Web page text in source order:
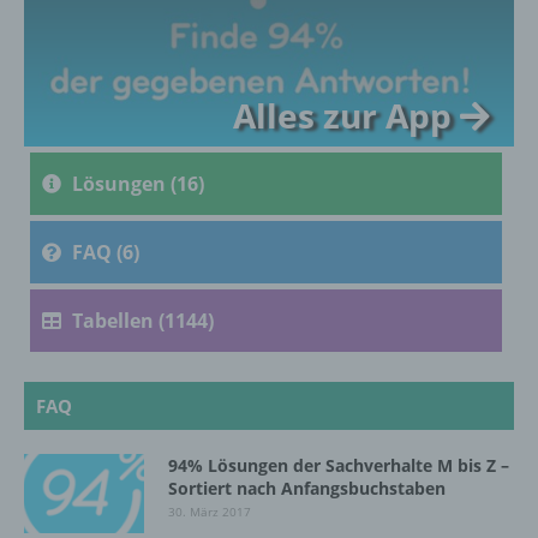
Alles zur App
Lösungen (16)
FAQ (6)
Tabellen (1144)
FAQ
94% Lösungen der Sachverhalte M bis Z –
Sortiert nach Anfangsbuchstaben
30. März 2017
genetischen, psychischen, wirtschaftlichen,
kulturellen oder sozialen Identität dieser
natürlichen Person sind, identifiziert werden
kann.
b) betroffene Person
identifizierbare natürliche Person, deren
werden.
Verarbeitung ist jeder mit oder ohne Hilfe
automatisierter Verfahren ausgeführte
Vorgang oder jede solche Vorgangsreihe im